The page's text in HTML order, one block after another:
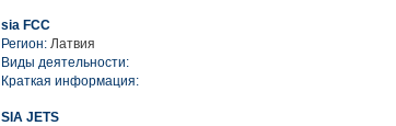
sia FCC
Регион: Латвия
Виды деятельности:
Краткая информация:
SIA JETS